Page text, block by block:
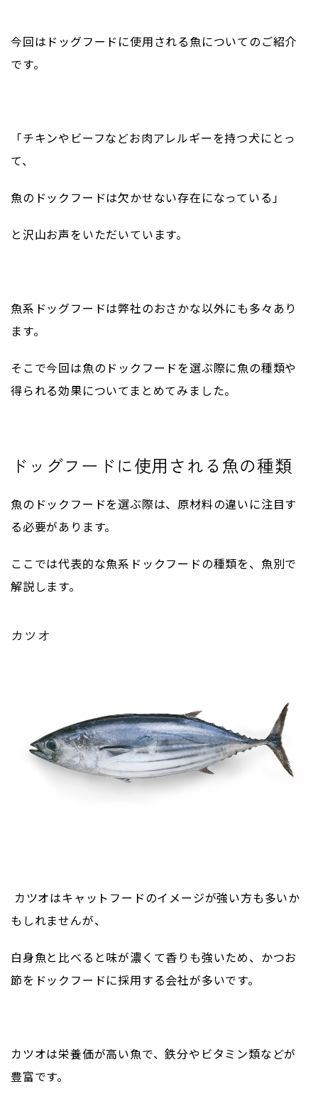
今回はドッグフードに使用される魚についてのご紹介
です。
「チキンやビーフなどお肉アレルギーを持つ犬にとっ
て、
魚のドックフードは欠かせない存在になっている」
と沢山お声をいただいています。
魚系ドッグフードは弊社のおさかな以外にも多々あり
ます。
そこで今回は魚のドックフードを選ぶ際に魚の種類や
得られる効果についてまとめてみました。
ドッグフードに使用される魚の種類
魚のドックフードを選ぶ際は、原材料の違いに注目す
る必要があります。
ここでは代表的な魚系ドックフードの種類を、魚別で
解説します。
カツオ
カツオはキャットフードのイメージが強い方も多いか
もしれませんが、
白身魚と比べると味が濃くて香りも強いため、かつお
節をドックフードに採用する会社が多いです。
カツオは栄養価が高い魚で、鉄分やビタミン類などが
豊富です。